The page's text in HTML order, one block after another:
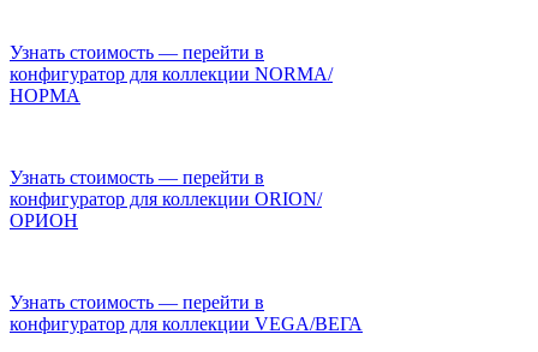
Узнать стоимость — перейти в
конфигуратор для коллекции NORMA/
НОРМА
Узнать стоимость — перейти в
конфигуратор для коллекции ORION/
ОРИОН
Узнать стоимость — перейти в
конфигуратор для коллекции VEGA/ВЕГА